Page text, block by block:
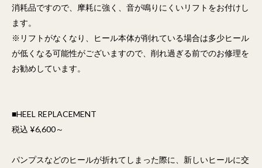
消耗品ですので、摩耗に強く、音が鳴りにくいリフトをお付けし
ます。
※リフトがなくなり、ヒール本体が削れている場合は多少ヒール
が低くなる可能性がございますので、削れ過ぎる前でのお修理を
お勧めしています。
■HEEL REPLACEMENT
税込 ¥6,600～
パンプスなどのヒールが折れてしまった際に、新しいヒールに交